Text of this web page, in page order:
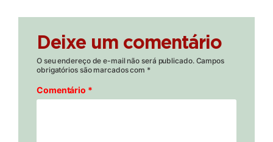
Deixe um comentário
O seu endereço de e-mail não será publicado. Campos
obrigatórios são marcados com *
Comentário *